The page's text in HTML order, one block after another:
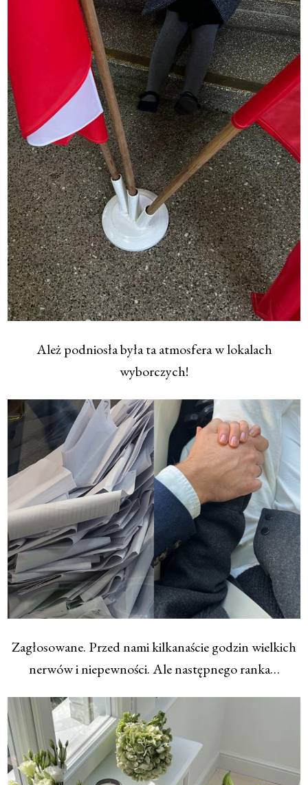
Ależ podniosła była ta atmosfera w lokalach
wyborczych!
Zagłosowane. Przed nami kilkanaście godzin wielkich
nerwów i niepewności. Ale następnego ranka…